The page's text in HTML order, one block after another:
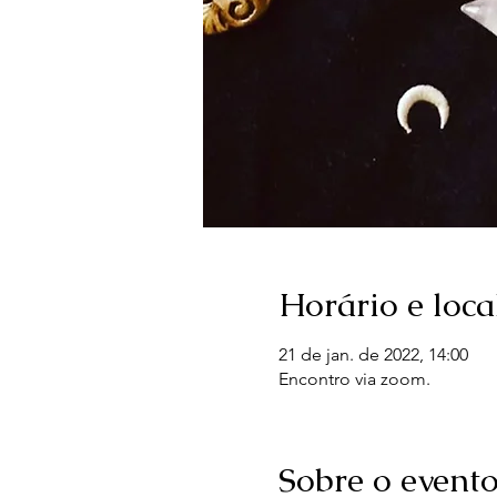
Horário e
21 de jan. de 2022, 14:00
Encontro via zoom.
Sobre o